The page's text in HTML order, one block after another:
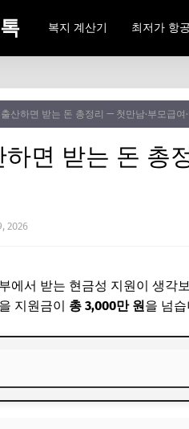
복지 계산기 최저가 항
산하면 받는 돈 총정리 — 첫만남·부모급여
하면 받는 돈 총
2026
에서 받는 현금성 지원이 생각
지원금이 총 3,000만 원을 넘